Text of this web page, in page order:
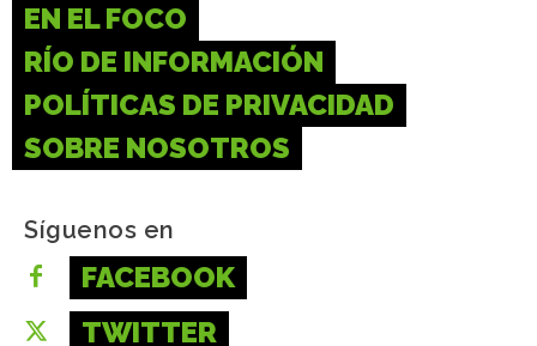
EN EL FOCO
RÍO DE INFORMACIÓN
POLÍTICAS DE PRIVACIDAD
SOBRE NOSOTROS
Síguenos en
FACEBOOK
TWITTER